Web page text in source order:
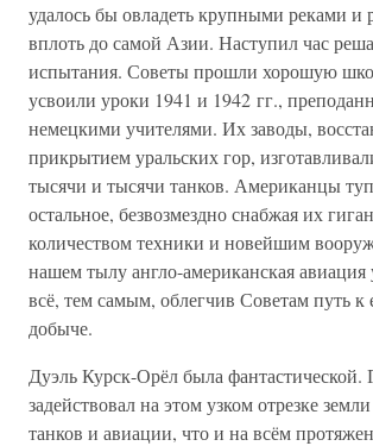
удалось бы овладеть крупными реками и
вплоть до самой Азии. Наступил час
испытания. Советы прошли хорошую
усвоили уроки 1941 и 1942 гг.,
немецкими учителями. Их заводы,
прикрытием уральских гор,
тысячи и тысячи танков. Американцы
остальное, безвозмездно снабжая их
количеством техники и новейшим
нашем тылу англо-американская
всё, тем самым, облегчив Советам путь к
добыче.
Дуэль Курск-Орёл была фантастической.
задействовал на этом узком отрезке
танков и авиации, что и на всём